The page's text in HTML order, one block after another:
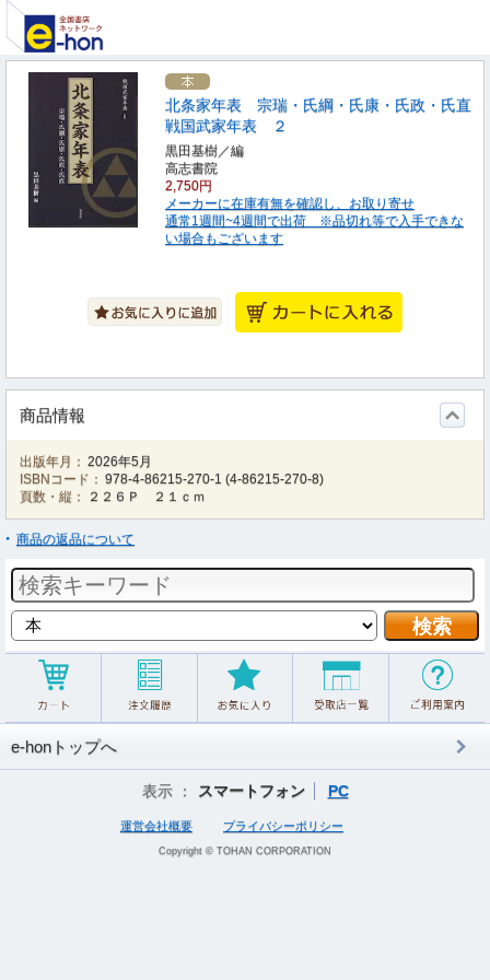
北条家年表 宗瑞・氏綱・氏康・氏政・氏直
戦国武家年表 ２
黒田基樹／編
高志書院
2,750円
メーカーに在庫有無を確認し、お取り寄せ
通常1週間~4週間で出荷 ※品切れ等で入手できな
い場合もございます
商品情報
出版年月： 2026年5月
ISBNコード： 978-4-86215-270-1 (4-86215-270-8)
頁数・縦：
２２６Ｐ ２１ｃｍ
商品の返品について
e-honトップへ
表示 ： スマートフォン PC
運営会社概要 プライバシーポリシー
Copyright © TOHAN CORPORATION